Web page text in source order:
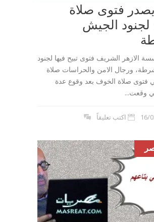
يصدر فتوى صلاة
الجيش
الازهر الشريف فتوى تبيح فيها لجنود
ورجال الامن والحراسات صلاة
فتوى صلاة الخوف بعد وقوع عدة
وقعت...
16/ اكتب تعليقاً